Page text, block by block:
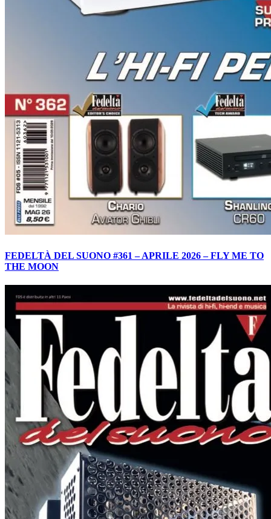
FEDELTÀ DEL SUONO #361 – APRILE 2026 – FLY ME TO
THE MOON